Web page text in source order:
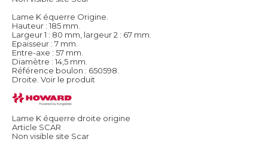
Lame K équerre Origine.
Hauteur : 185 mm.
Largeur 1 : 80 mm, largeur 2 : 67 mm.
Epaisseur : 7 mm.
Entre-axe : 57 mm.
Diamètre : 14,5 mm.
Référence boulon : 650598.
Droite. Voir le produit
Lame K équerre droite origine
Article SCAR
Non visible site Scar